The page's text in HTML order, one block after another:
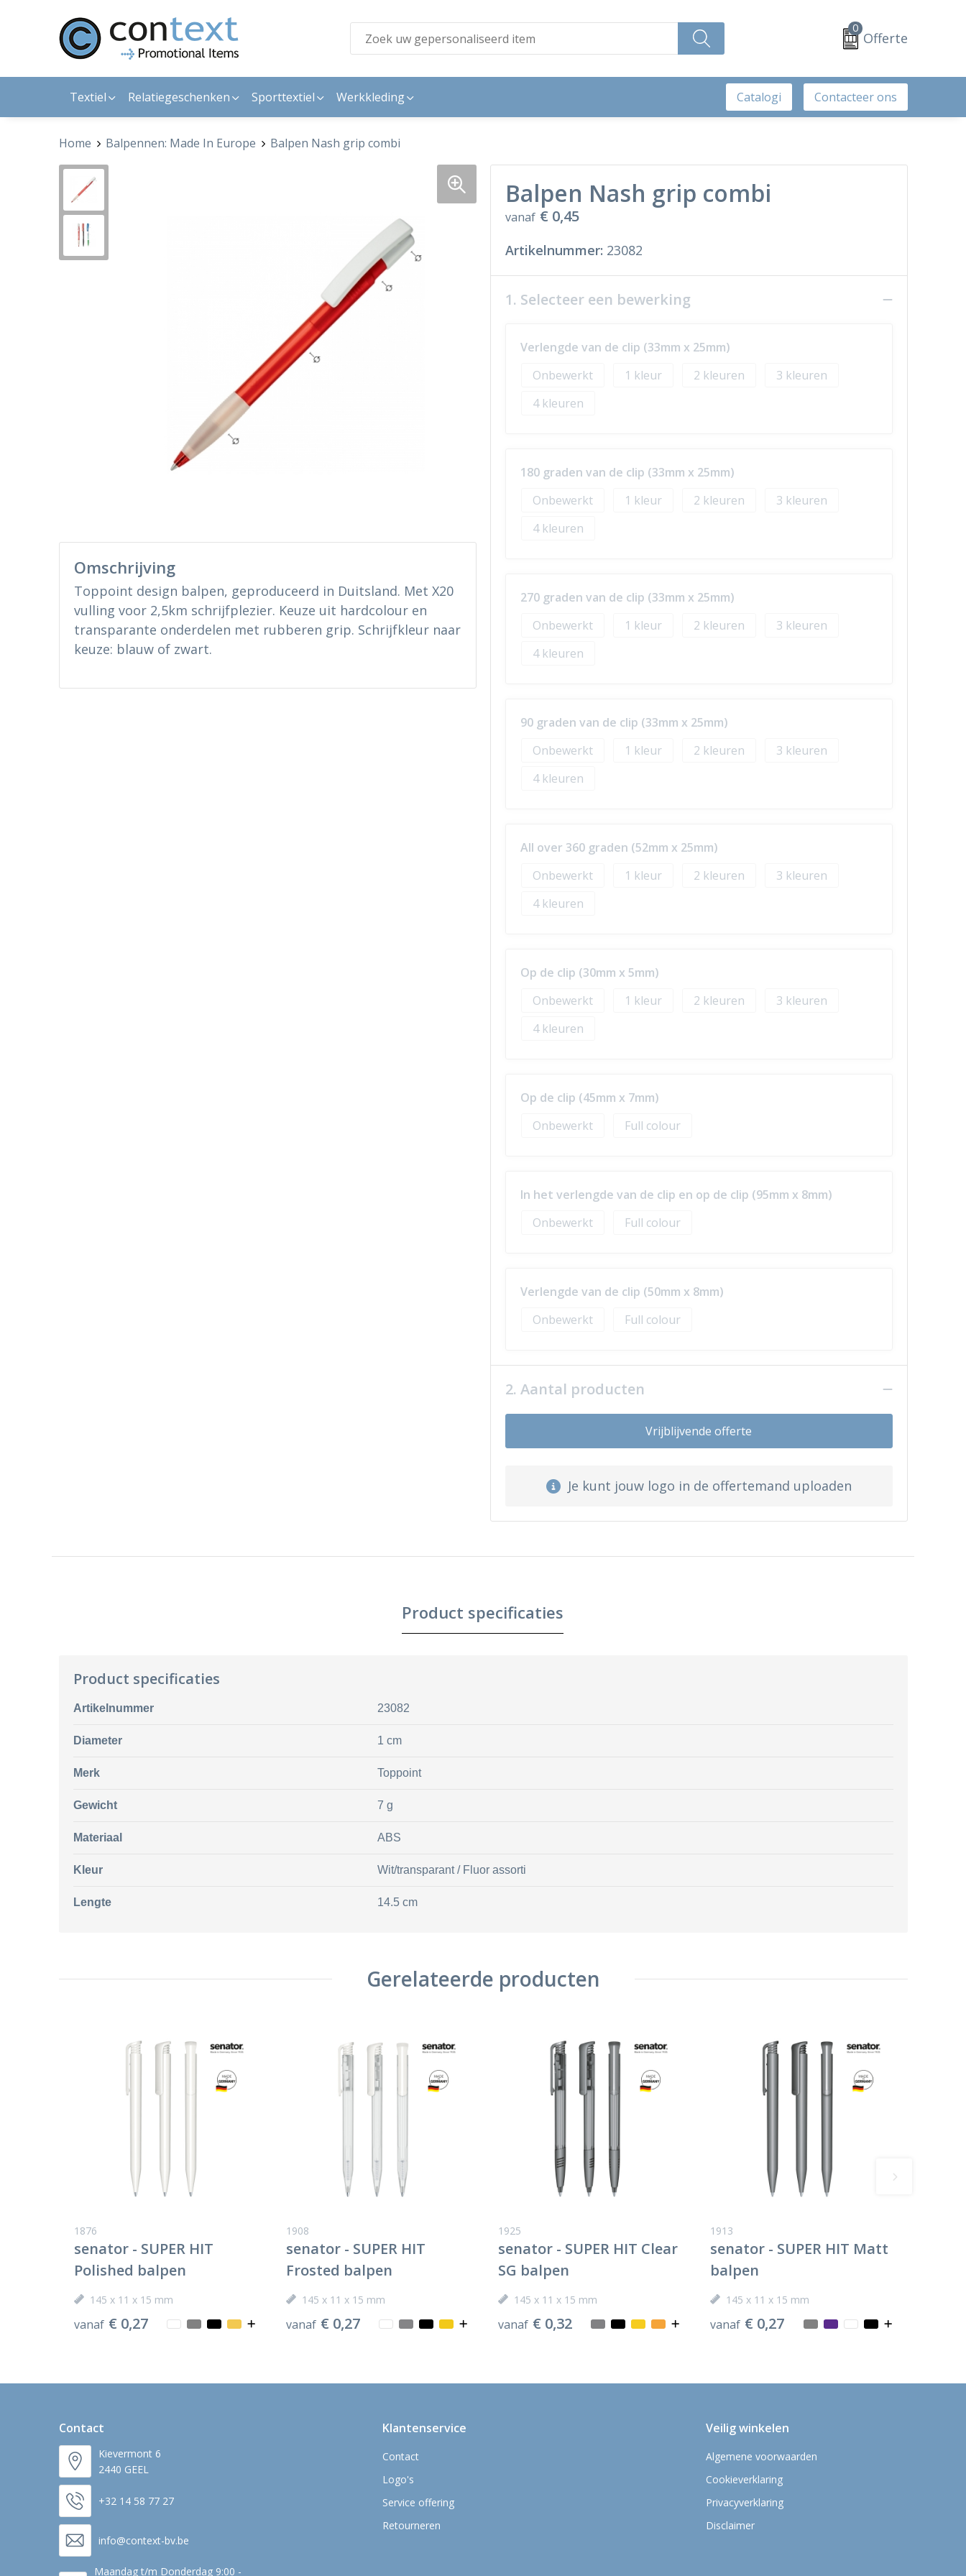
0
Offerte
Textiel Relatiegeschenken Sporttextiel Werkkleding Catalogi Contacteer ons
Home Balpennen: Made In Europe Balpen Nash grip combi
Omschrijving
Toppoint design balpen, geproduceerd in Duitsland. Met X20
vulling voor 2,5km schrijfplezier. Keuze uit hardcolour en
transparante onderdelen met rubberen grip. Schrijfkleur naar
keuze: blauw of zwart.
Balpen Nash grip combi
vanaf € 0,45
Artikelnummer: 23082
1. Selecteer een bewerking
Verlengde van de clip (33mm x 25mm)
Onbewerkt
1 2
3
4
180 graden van de clip (33mm x 25mm)
Onbewerkt
1 2
3
4
270 graden van de clip (33mm x 25mm)
Onbewerkt
1 2
3
4
90 graden van de clip (33mm x 25mm)
Onbewerkt
1 2
3
4
All over 360 graden (52mm x 25mm)
Onbewerkt
1 2
3
4
Op de clip (30mm x 5mm)
Onbewerkt
1 2
3
4
Op de clip (45mm x 7mm)
Onbewerkt
Full colour
In het verlengde van de clip en op de clip (95mm x 8mm)
Onbewerkt
Full colour
Verlengde van de clip (50mm x 8mm)
Onbewerkt
Full colour
2. Aantal producten
Vrijblijvende offerte
Je kunt jouw logo in de offertemand uploaden
Product specificaties
Product specificaties
Artikelnummer 23082
Diameter 1 cm
Merk Toppoint
Gewicht 7 g
Materiaal ABS
Kleur Wit/transparant / Fluor assorti
Lengte 14.5 cm
Gerelateerde producten
1876
senator - SUPER HIT
Polished balpen
145 x 11 x 15 mm
vanaf € 0,27
1908
senator - SUPER HIT
Frosted balpen
145 x 11 x 15 mm
vanaf € 0,27
1925
senator - SUPER HIT Clear
SG balpen
145 x 11 x 15 mm
vanaf € 0,32
1913
senator - SUPER HIT Matt
balpen
145 x 11 x 15 mm
vanaf € 0,27
Contact
Kievermont 6
2440 GEEL
+32 14 58 77 27
info@context-bv.be
Maandag t/m Donderdag 9:00 -
Klantenservice
Contact
Logo's
Service offering
Retourneren
Veilig winkelen
Algemene voorwaarden
Cookieverklaring
Privacyverklaring
Disclaimer